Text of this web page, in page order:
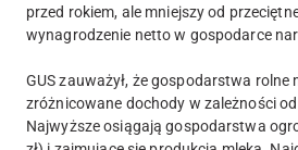
przed rokiem, ale mniejszy od
wynagrodzenie netto w gospodarce
GUS zauważył, że gospodarstwa rolne
zróżnicowane dochody w zależności
Najwyższe osiągają gospodarstwa